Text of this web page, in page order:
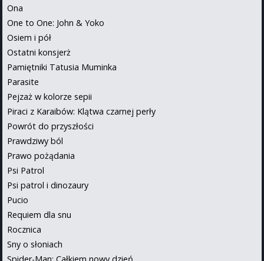
Ona
One to One: John & Yoko
Osiem i pół
Ostatni konsjerż
Pamiętniki Tatusia Muminka
Parasite
Pejzaż w kolorze sepii
Piraci z Karaibów: Klątwa czarnej perły
Powrót do przyszłości
Prawdziwy ból
Prawo pożądania
Psi Patrol
Psi patrol i dinozaury
Pucio
Requiem dla snu
Rocznica
Sny o słoniach
Spider-Man: Całkiem nowy dzień